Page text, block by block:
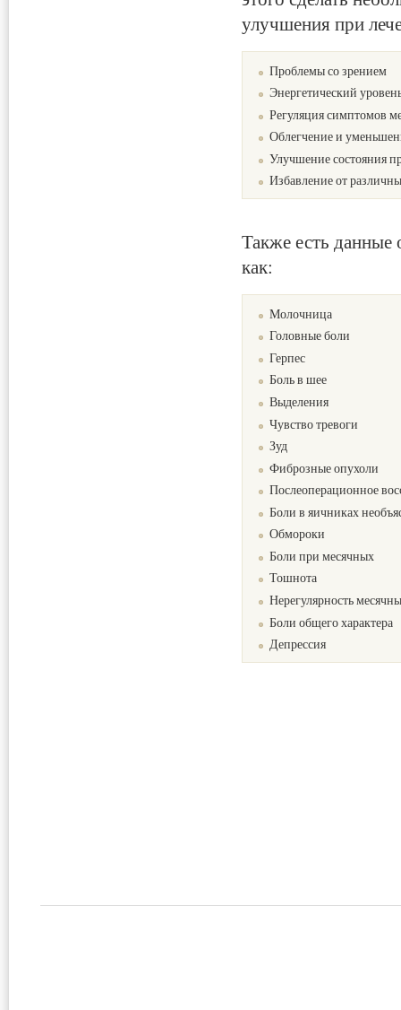
улучшения при
Проблемы со зрением
Энергетический
Регуляция симптомов
Облегчение и
Улучшение состояния
Избавление от
Также есть данные
как:
Молочница
Головные боли
Герпес
Боль в шее
Выделения
Чувство тревоги
Зуд
Фиброзные опухоли
Послеоперационное
Боли в яичниках
Обмороки
Боли при месячных
Тошнота
Нерегулярность
Боли общего характера
Депрессия